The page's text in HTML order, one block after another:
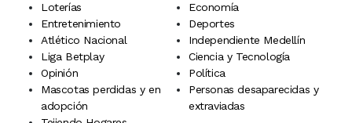
Loterías
Economía
Entretenimiento
Deportes
Atlético Nacional
Independiente Medellín
Liga Betplay
Ciencia y Tecnología
Opinión
Política
Mascotas perdidas y en
adopción
Personas desaparecidas y
extraviadas